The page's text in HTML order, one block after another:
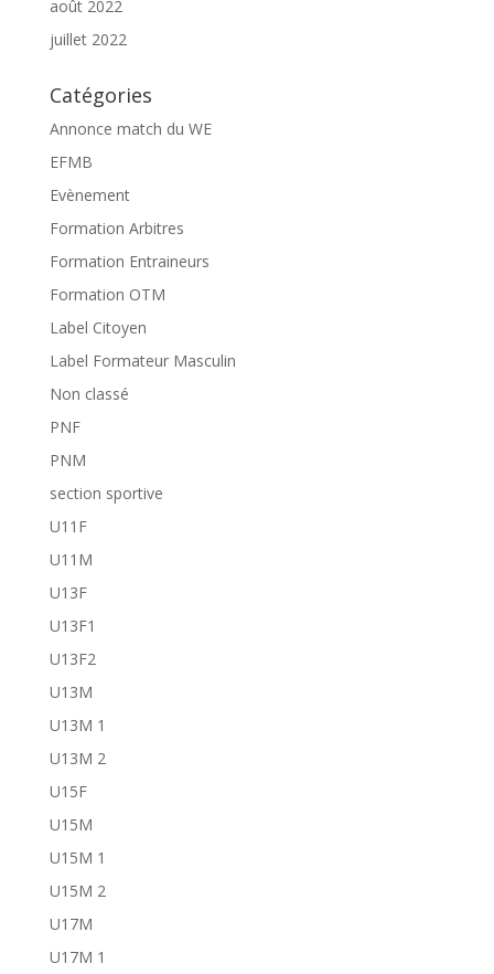
août 2022
juillet 2022
Catégories
Annonce match du WE
EFMB
Evènement
Formation Arbitres
Formation Entraineurs
Formation OTM
Label Citoyen
Label Formateur Masculin
Non classé
PNF
PNM
section sportive
U11F
U11M
U13F
U13F1
U13F2
U13M
U13M 1
U13M 2
U15F
U15M
U15M 1
U15M 2
U17M
U17M 1